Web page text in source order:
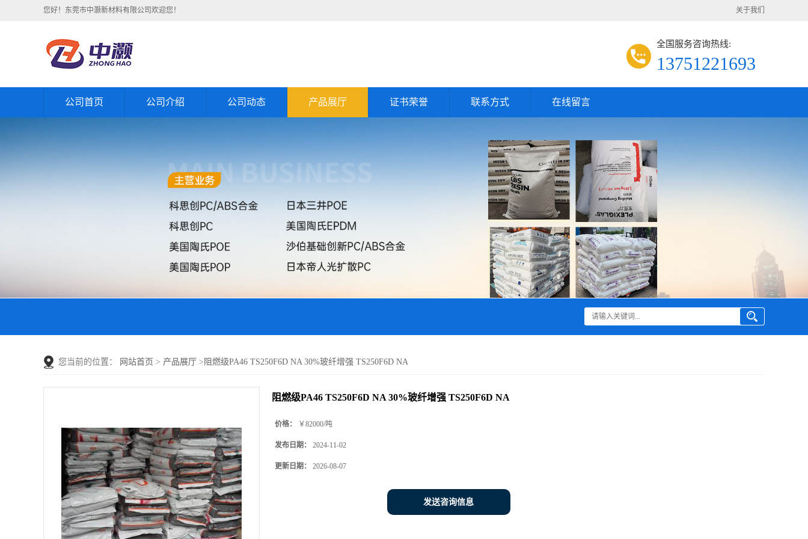
您好！东莞市中灏新材料有限公司欢迎您！ 关于我们
全国服务咨询热线:
13751221693
公司首页 公司介绍 公司动态 产品展厅 证书荣誉 联系方式 在线留言
您当前的位置： 网站首页 > 产品展厅 > 阻燃级PA46 TS250F6D NA 30%玻纤增强 TS250F6D NA
阻燃级PA46 TS250F6D NA 30%玻纤增强 TS250F6D NA
价格： ￥82000/吨
发布日期： 2024-11-02
更新日期： 2026-08-07
发送咨询信息